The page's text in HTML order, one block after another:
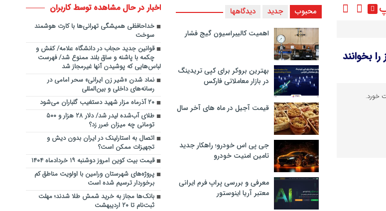
بخوانند
محبوب جدید دیدگاهها
اهمیت کالیبراسیون گیج فشار
بهترین بروکر برای کپی‌ تریدینگ
در بازار معاملاتی فارکس
قیمت آجیل در ماه های آخر سال
جی پی اس خودرو؛ راهکار جدید
تامین امنیت خودرو
معرفی و بررسی پراپ فرم ایرانی
معتبر آریا اینوستور
اخبار در حال مشاهده توسط کاربران
خداحافظی همیشگی تهرانی‌ها با کارت هوشمند
سوخت
قوانین جدید حجاب در دانشگاه علامه/ کفش و
چکمه با پاشنه و ساق بلند ممنوع شد/ فهرست
لباس‌هایی که پوشیدن آنها غیرمجاز شد
نماد شدن «شیر زن ایرانی» سحر امامی در
رسانه‌های داخلی و بین‌المللی
۲۰ آذرماه مزار شهید دستغیب گلباران می‌شود
طلای آب‌شده لیدر شد/ دلار ۲۸ هزار و ۵۰۰
تومانی چه میزان ضرر زد؟
اتصال به استارلینک در ایران بدون دیش و
تجهیزات ممکن است؟
قیمت بیت کوین امروز دوشنبه ۱۹ خردادماه ۱۴۰۴
پروژه‌های شهرستان ورامین با اولویت مناطق کم
برخوردار ترسیم شده است
بانک‌ها مجاز به خرید شمش طلا شدند؛ مهلت
ثبت‌نام تا ۲۰ اردیبهشت